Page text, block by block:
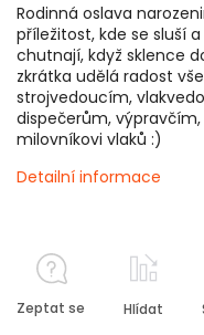
Rodinná oslava
příležitost, kde se sluší
chutnají, když sklence
zkrátka udělá radost
strojvedoucím,
dispečerům,
milovníkovi vlaků :)
Detailní informace
Zeptat se Hlídat